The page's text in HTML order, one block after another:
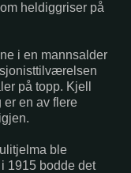
heldiggriser på
i en mannsalder
på topp. Kjell
er en av flere
ble
1915 bodde det